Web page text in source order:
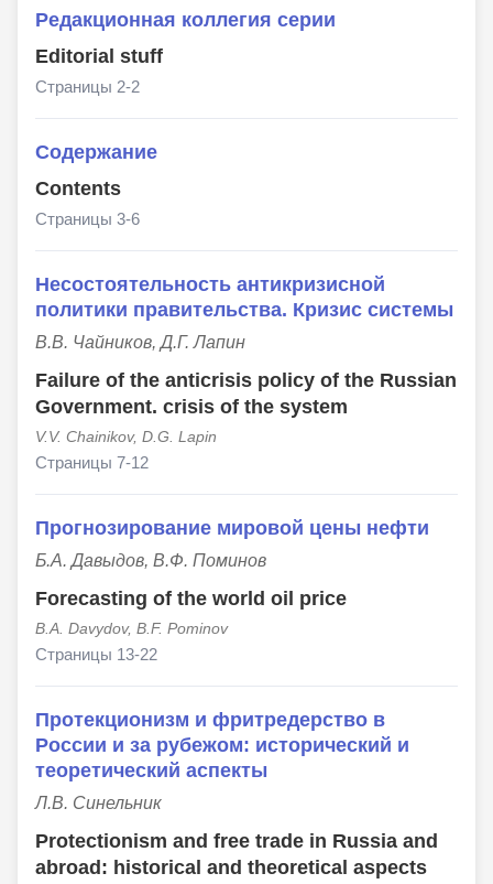
Редакционная коллегия серии
Editorial stuff
Страницы 2-2
Содержание
Сontents
Страницы 3-6
Несостоятельность антикризисной
политики правительства. Кризис системы
В.В. Чайников, Д.Г. Лапин
Failure of the anticrisis policy of the Russian
Government. crisis of the system
V.V. Chainikov, D.G. Lapin
Страницы 7-12
Прогнозирование мировой цены нефти
Б.А. Давыдов, В.Ф. Поминов
Forecasting of the world oil price
B.A. Davydov, B.F. Pominov
Страницы 13-22
Протекционизм и фритредерство в
России и за рубежом: исторический и
теоретический аспекты
Л.В. Синельник
Protectionism and free trade in Russia and
abroad: historical and theoretical aspects